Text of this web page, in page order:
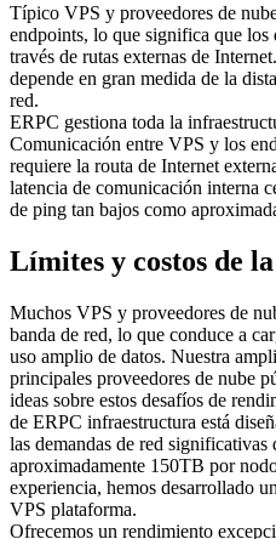
Típico VPS y proveedores de
endpoints, lo que significa que los
través de rutas externas de
depende en gran medida de la
red.
ERPC gestiona toda la
Comunicación entre VPS y los
requiere la routa de Internet
latencia de comunicación interna
de ping tan bajos como
Límites y costos de
Muchos VPS y proveedores de
banda de red, lo que conduce a
uso amplio de datos. Nuestra
principales proveedores de nube
ideas sobre estos desafíos de
de ERPC infraestructura está
las demandas de red
aproximadamente 150TB por
experiencia, hemos desarrollado
VPS plataforma.
Ofrecemos un rendimiento